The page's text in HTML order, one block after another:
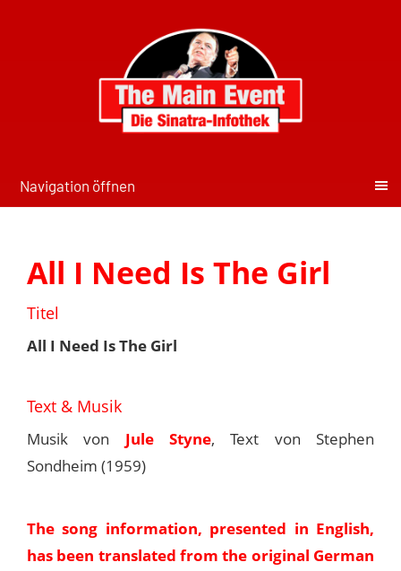
Navigation öffnen
All I Need Is The Girl
Titel
All I Need Is The Girl
Text & Musik
Musik von Jule Styne, Text von Stephen
Sondheim (1959)
The song information, presented in English,
has been translated from the original German